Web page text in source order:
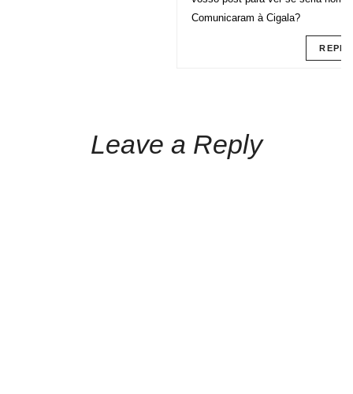
Comunicaram à Cigala?
REPLY
Leave a Reply